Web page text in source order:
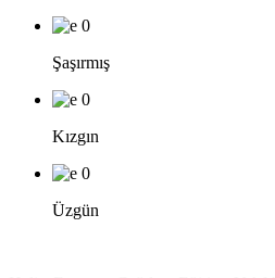
0
Şaşırmış
0
Kızgın
0
Üzgün